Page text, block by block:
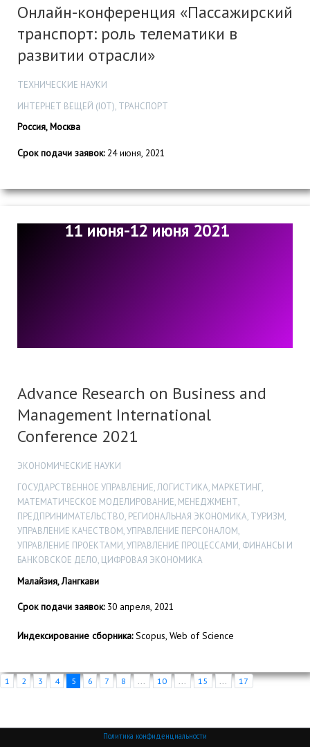
Онлайн-конференция «Пассажирский
транспорт: роль телематики в
развитии отрасли»
ТЕХНИЧЕСКИЕ НАУКИ
ИНТЕРНЕТ ВЕЩЕЙ (IOT), ТРАНСПОРТ
Россия, Москва
Срок подачи заявок:24 июня, 2021
11 июня-12 июня 2021
Advance Research on Business and
Management International
Conference 2021
ЭКОНОМИЧЕСКИЕ НАУКИ
ГОСУДАРСТВЕННОЕ УПРАВЛЕНИЕ, ЛОГИСТИКА, МАРКЕТИНГ,
МАТЕМАТИЧЕСКОЕ МОДЕЛИРОВАНИЕ, МЕНЕДЖМЕНТ,
ПРЕДПРИНИМАТЕЛЬСТВО, РЕГИОНАЛЬНАЯ ЭКОНОМИКА, ТУРИЗМ,
УПРАВЛЕНИЕ КАЧЕСТВОМ, УПРАВЛЕНИЕ ПЕРСОНАЛОМ,
УПРАВЛЕНИЕ ПРОЕКТАМИ, УПРАВЛЕНИЕ ПРОЦЕССАМИ, ФИНАНСЫ И
БАНКОВСКОЕ ДЕЛО, ЦИФРОВАЯ ЭКОНОМИКА
Малайзия, Лангкави
Срок подачи заявок:30 апреля, 2021
Индексирование сборника:Scopus, Web of Science
1 2 3 4 5 6 7 8 10 15 17
Политика конфиденциальности